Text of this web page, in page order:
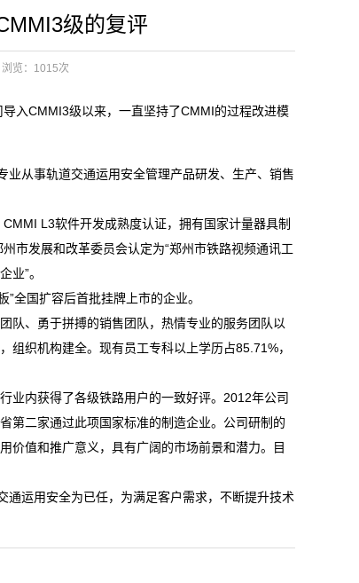
级的复评
浏览：1015次
入CMMI3级以来，一直坚持了CMMI的过程改进模
业从事轨道交通运用安全管理产品研发、生产、销售
L3软件开发成熟度认证，拥有国家计量器具制
市发展和改革委员会认定为“郑州市铁路视频通讯工
业”。
全国扩容后首批挂牌上市的企业。
、勇于拼搏的销售团队，热情专业的服务团队以
织机构建全。现有员工专科以上学历占85.71%，
内获得了各级铁路用户的一致好评。2012年公司
第二家通过此项国家标准的制造企业。公司研制的
价值和推广意义，具有广阔的市场前景和潜力。目
运用安全为已任，为满足客户需求，不断提升技术